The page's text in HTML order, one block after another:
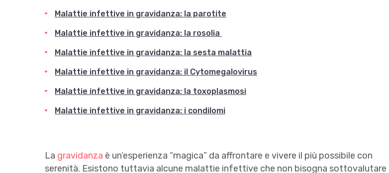
Malattie infettive in gravidanza: la parotite
Malattie infettive in gravidanza: la rosolia
Malattie infettive in gravidanza: la sesta malattia
Malattie infettive in gravidanza: il Cytomegalovirus
Malattie infettive in gravidanza: la toxoplasmosi
Malattie infettive in gravidanza: i condilomi
La gravidanza è un’esperienza “magica” da affrontare e vivere il più possibile con
serenità. Esistono tuttavia alcune malattie infettive che non bisogna sottovalutare